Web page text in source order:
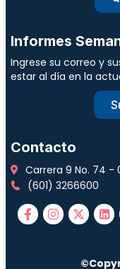
Informes
Ingrese su correo y
estar al día en la
Contacto
Carrera 9 No. 74 -
(601) 3266600